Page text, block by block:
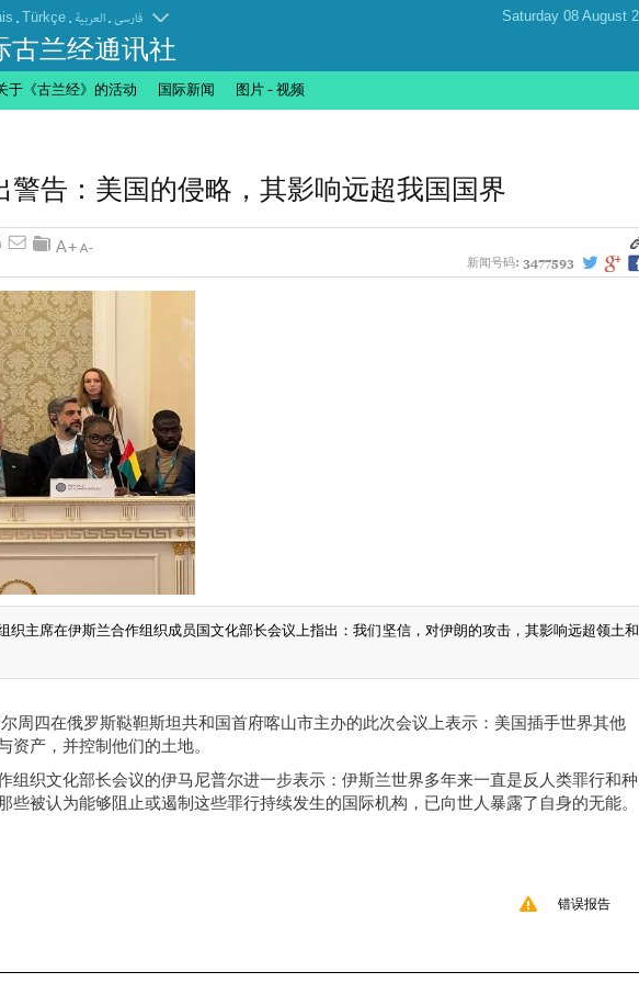
. Türkçe . العربیة.فارسی
古兰经通讯社
于《古兰经》的活动 国际新闻 图片 - 视频
警告：美国的侵略，其影响远超我国国界
新闻号码: 3477593
织主席在伊斯兰合作组织成员国文化部长会议上指出：我们坚信，对伊朗的攻击，其影响远超领土和
周四在俄罗斯鞑靼斯坦共和国首府喀山市主办的此次会议上表示：美国插手世界其他
资产，并控制他们的土地。
组织文化部长会议的伊马尼普尔进一步表示：伊斯兰世界多年来一直是反人类罪行和种
些被认为能够阻止或遏制这些罪行持续发生的国际机构，已向世人暴露了自身的无能。
错误报告